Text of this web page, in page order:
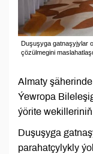
Duşuşyga gatnaşyjylar
çözülmegini
Almaty
Ýewropa
ýörite
Duşuşyga
parahatçylykly